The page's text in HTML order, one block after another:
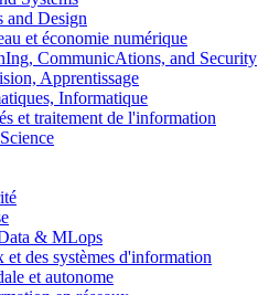
Design
et économie numérique
CommunicAtions, and Security
Apprentissage
Informatique
et traitement de l'information
& MLops
des systèmes d'information
et autonome